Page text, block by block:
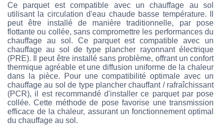
Ce parquet est compatible avec un chauffage au sol
utilisant la circulation d'eau chaude basse température. Il
peut être installé de manière traditionnelle, par pose
flottante ou collée, sans compromettre les performances du
chauffage au sol. Ce parquet est compatible avec un
chauffage au sol de type plancher rayonnant électrique
(PRE). Il peut être installé sans problème, offrant un confort
thermique agréable et une diffusion uniforme de la chaleur
dans la pièce. Pour une compatibilité optimale avec un
chauffage au sol de type plancher chauffant / rafraîchissant
(PCR), il est recommandé d'installer ce parquet par pose
collée. Cette méthode de pose favorise une transmission
efficace de la chaleur, assurant un fonctionnement optimal
du chauffage au sol.